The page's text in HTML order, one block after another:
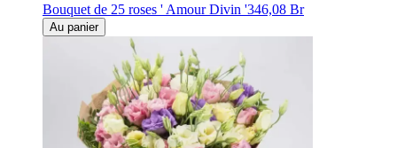
Bouquet de 25 roses ' Amour Divin '346,08 Br
Au panier